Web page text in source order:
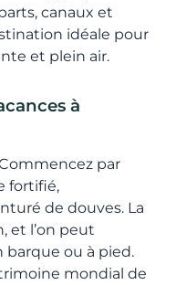
canaux et
idéale pour
et plein air.
à
par
fortifié,
de douves. La
et l’on peut
barque ou à pied.
mondial de